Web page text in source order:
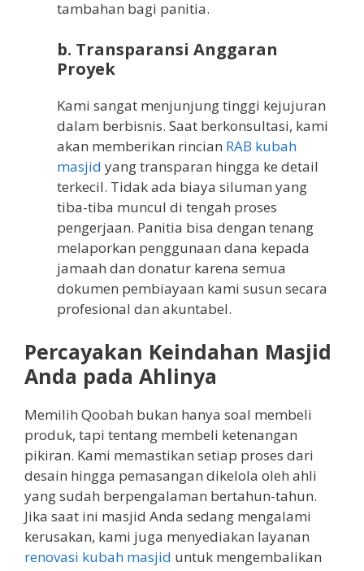
tambahan bagi panitia.
b. Transparansi Anggaran
Proyek
Kami sangat menjunjung tinggi kejujuran
dalam berbisnis. Saat berkonsultasi, kami
akan memberikan rincian RAB kubah
masjid yang transparan hingga ke detail
terkecil. Tidak ada biaya siluman yang
tiba-tiba muncul di tengah proses
pengerjaan. Panitia bisa dengan tenang
melaporkan penggunaan dana kepada
jamaah dan donatur karena semua
dokumen pembiayaan kami susun secara
profesional dan akuntabel.
Percayakan Keindahan Masjid
Anda pada Ahlinya
Memilih Qoobah bukan hanya soal membeli
produk, tapi tentang membeli ketenangan
pikiran. Kami memastikan setiap proses dari
desain hingga pemasangan dikelola oleh ahli
yang sudah berpengalaman bertahun-tahun.
Jika saat ini masjid Anda sedang mengalami
kerusakan, kami juga menyediakan layanan
renovasi kubah masjid untuk mengembalikan